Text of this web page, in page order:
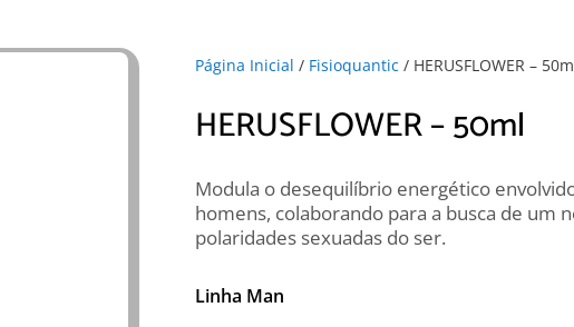
Página Inicial / Fisioquantic / HERUSFLOWER –
HERUSFLOWER – 50ml
Modula o desequilíbrio energético
homens, colaborando para a busca de um
polaridades sexuadas do ser.
Linha Man